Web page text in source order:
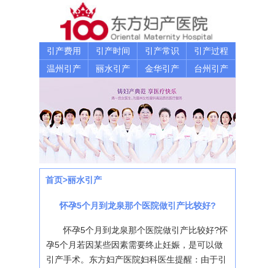
引产费用 引产时间 引产常识
引产过程
温州引产
丽水引产 金华引产 台州引产
首页>丽水引产
怀孕5个月到龙泉那个医院做引产比较好?
怀孕5个月到龙泉那个医院做引产比较好?怀
孕5个月若因某些因素需要终止妊娠，是可以做
引产手术。东方妇产医院妇科医生提醒：由于引